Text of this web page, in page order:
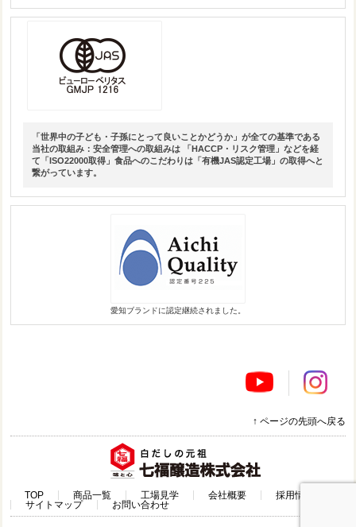
「世界中の子ども・子孫にとって良いことかどうか」が全ての基準である
当社の取組み：安全管理への取組みは 「HACCP・リスク管理」などを経
て「ISO22000取得」食品へのこだわりは「有機JAS認定工場」の取得へと
繋がっています。
愛知ブランドに認定継続されました。
↑ ページの先頭へ戻る
TOP 商品一覧 工場見学 会社概要
採用情報
サイトマップ
お問い合わせ